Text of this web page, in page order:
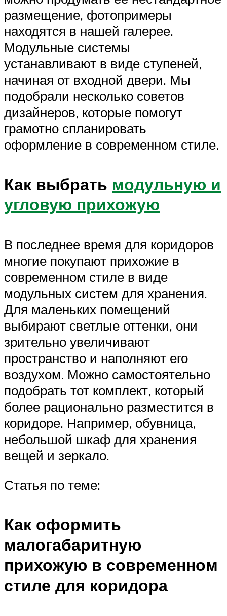
размещение, фотопримеры
находятся в нашей галерее.
Модульные системы
устанавливают в виде ступеней,
начиная от входной двери. Мы
подобрали несколько советов
дизайнеров, которые помогут
грамотно спланировать
оформление в современном стиле.
Как выбрать модульную и
угловую прихожую
В последнее время для коридоров
многие покупают прихожие в
современном стиле в виде
модульных систем для хранения.
Для маленьких помещений
выбирают светлые оттенки, они
зрительно увеличивают
пространство и наполняют его
воздухом. Можно самостоятельно
подобрать тот комплект, который
более рационально разместится в
коридоре. Например, обувница,
небольшой шкаф для хранения
вещей и зеркало.
Статья по теме:
Как оформить
малогабаритную
прихожую в современном
стиле для коридора